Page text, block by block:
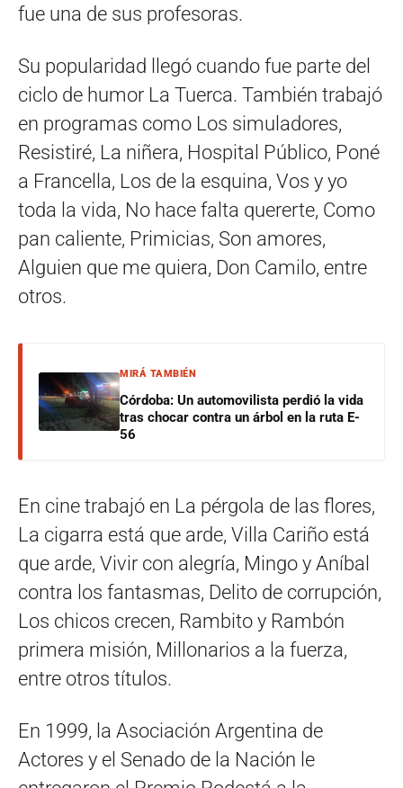
fue una de sus profesoras.
Su popularidad llegó cuando fue parte del
ciclo de humor La Tuerca. También trabajó
en programas como Los simuladores,
Resistiré, La niñera, Hospital Público, Poné
a Francella, Los de la esquina, Vos y yo
toda la vida, No hace falta quererte, Como
pan caliente, Primicias, Son amores,
Alguien que me quiera, Don Camilo, entre
otros.
MIRÁ TAMBIÉN
Córdoba: Un automovilista perdió la vida
tras chocar contra un árbol en la ruta E-
56
En cine trabajó en La pérgola de las flores,
La cigarra está que arde, Villa Cariño está
que arde, Vivir con alegría, Mingo y Aníbal
contra los fantasmas, Delito de corrupción,
Los chicos crecen, Rambito y Rambón
primera misión, Millonarios a la fuerza,
entre otros títulos.
En 1999, la Asociación Argentina de
Actores y el Senado de la Nación le